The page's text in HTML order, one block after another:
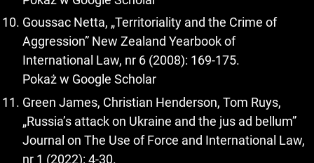
Goussac Netta, „Territoriality and the Crime of
Aggression” New Zealand Yearbook of
International Law, nr 6 (2008): 169-175.
Pokaż w Google Scholar
Green James, Christian Henderson, Tom Ruys,
„Russia’s attack on Ukraine and the jus ad bellum”
Journal on The Use of Force and International Law,
nr 1 (2022): 4-30.